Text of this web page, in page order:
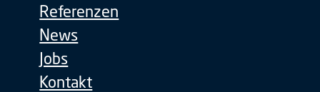
Referenzen
News
Jobs
Kontakt